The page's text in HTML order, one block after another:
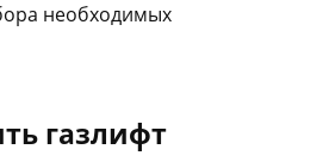
необходимых
газлифт